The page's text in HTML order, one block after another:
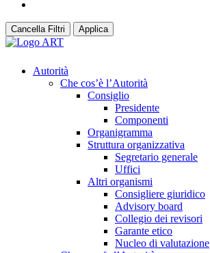
Cancella Filtri Applica
Autorità
Che cos’è l’Autorità
Consiglio
Presidente
Componenti
Organigramma
Struttura organizzativa
Segretario generale
Uffici
Altri organismi
Consigliere giuridico
Advisory board
Collegio dei revisori
Garante etico
Nucleo di valutazione